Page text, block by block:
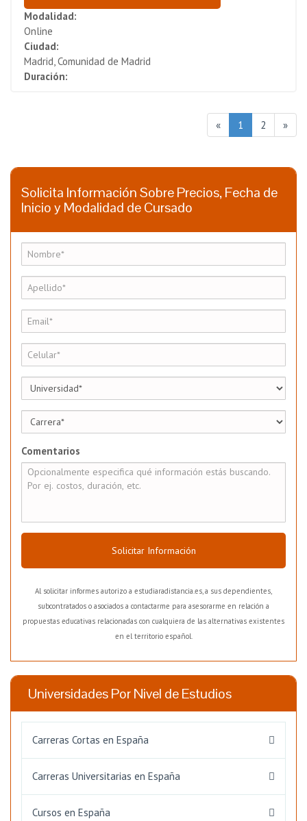
Modalidad:
Online
Ciudad:
Madrid, Comunidad de Madrid
Duración:
« 1 2 »
Solicita Información Sobre Precios, Fecha de
Inicio y Modalidad de Cursado
Comentarios
Solicitar Información
Al solicitar informes autorizo a estudiaradistancia.es, a sus dependientes,
subcontratados o asociados a contactarme para asesorarme en relación a
propuestas educativas relacionadas con cualquiera de las alternativas existentes
en el territorio español.
Universidades Por Nivel de Estudios
Carreras Cortas en España
Carreras Universitarias en España
Cursos en España